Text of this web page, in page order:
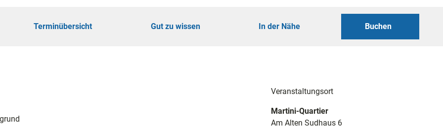
Terminübersicht Gut zu wissen In der Nähe Buchen
Veranstaltungsort
Martini-Quartier
Am Alten Sudhaus 6